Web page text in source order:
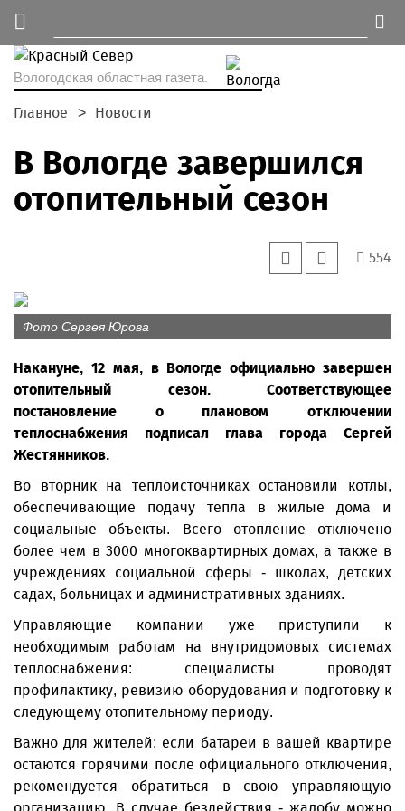
Вологодская областная газета.
Главное Новости
В Вологде завершился
отопительный сезон
554
Фото Сергея Юрова
Накануне, 12 мая, в Вологде официально завершен
отопительный сезон. Соответствующее
постановление о плановом отключении
теплоснабжения подписал глава города Сергей
Жестянников.
Во вторник на теплоисточниках остановили котлы,
обеспечивающие подачу тепла в жилые дома и
социальные объекты. Всего отопление отключено
более чем в 3000 многоквартирных домах, а также в
учреждениях социальной сферы - школах, детских
садах, больницах и административных зданиях.
Управляющие компании уже приступили к
необходимым работам на внутридомовых системах
теплоснабжения: специалисты проводят
профилактику, ревизию оборудования и подготовку к
следующему отопительному периоду.
Важно для жителей: если батареи в вашей квартире
остаются горячими после официального отключения,
рекомендуется обратиться в свою управляющую